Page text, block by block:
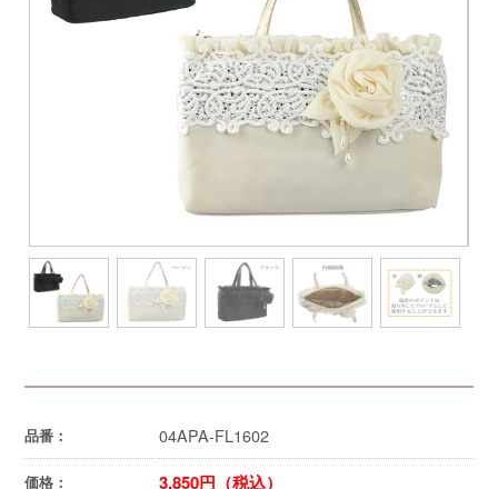
品番： 04APA-FL1602
価格： 3,850円（税込）